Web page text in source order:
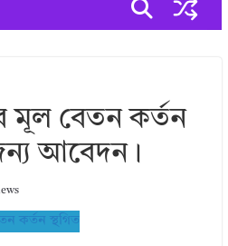
মূল বেতন কর্তন
আবেদন।